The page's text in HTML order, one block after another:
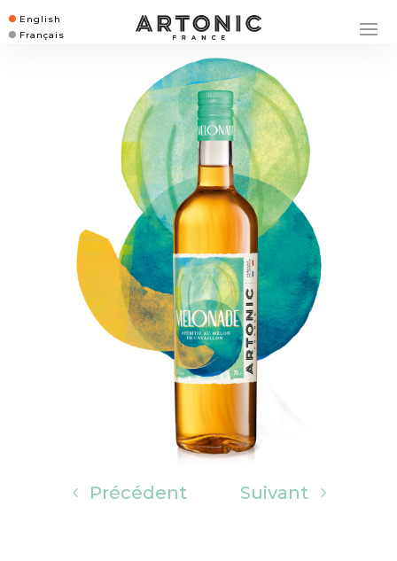
English
Français
Précédent Suivant